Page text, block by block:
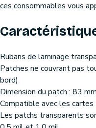
ces consommables vous
Rubans de laminage
Patches ne couvrant pas
bord)
Dimension du patch : 83
Compatible avec les
Les patchs transparents